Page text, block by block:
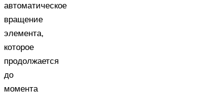
автоматическое
вращение
элемента,
которое
продолжается
до
момента